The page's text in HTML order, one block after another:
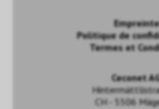
Empreinte
Politique de
Termes et
Ceconet
CH - 5506